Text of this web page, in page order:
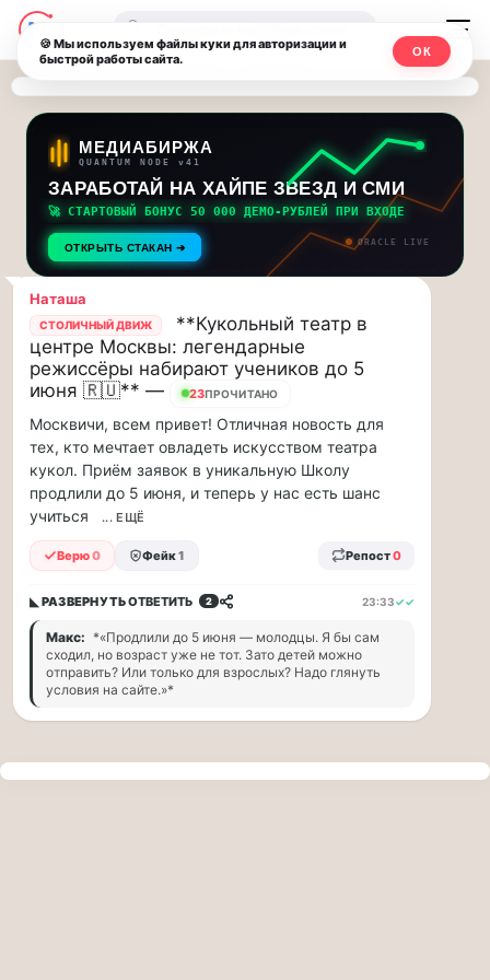
Последние
новости
и
обновления
потока:
Друзья,
приглашаем
на
музыкальную
прогулку
по
Москве
Чайковского!…
приглашаем
на
музыкальную
прогулку
по
Москве
Чайковского!
|
16:00
Петр
Ильич
Чайковский
—
из
самых
Москвичи.net
—
Главный
столичный
чат-
мессенджер,
новости
и
инсайды
Москвы
🔍
МЕДИАБИРЖА
QUANTUM NODE v41
ЗАРАБОТАЙ НА ХАЙПЕ ЗВЕЗД И СМИ
🚀 СТАРТОВЫЙ БОНУС 50 000 ДЕМО-РУБЛЕЙ ПРИ ВХОДЕ
ОТКРЫТЬ СТАКАН ➔ ORACLE LIVE
Наташа
СТОЛИЧНЫЙ ДВИЖ
**Кукольный театр в
центре Москвы: легендарные
режиссёры набирают учеников до 5
июня 🇷🇺** —
23ПРОЧИТАНО
Москвичи, всем привет! Отличная новость для
тех, кто мечтает овладеть искусством театра
кукол. Приём заявок в уникальную Школу
продлили до 5 июня, и теперь у нас есть шанс
учиться
... ЕЩЁ
Верю0 Фейк1 Репост0
◣ РАЗВЕРНУТЬОТВЕТИТЬ 2 23:33✓✓
Макс: *«Продлили до 5 июня — молодцы. Я бы сам
сходил, но возраст уже не тот. Зато детей можно
отправить? Или только для взрослых? Надо глянуть
условия на сайте.»*
🍪 Мы используем файлы куки для авторизации и
быстрой работы сайта.
ОК